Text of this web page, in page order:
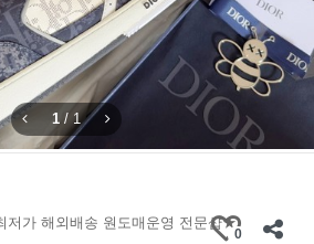
1 / 1
저가 해외배송 원도매운영 전문샵★
0